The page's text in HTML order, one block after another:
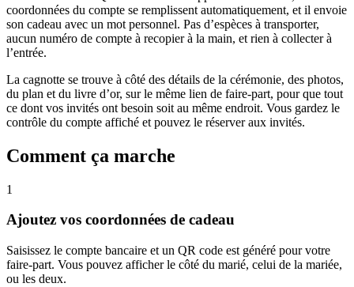
coordonnées du compte se remplissent automatiquement, et il envoie
son cadeau avec un mot personnel. Pas d’espèces à transporter,
aucun numéro de compte à recopier à la main, et rien à collecter à
l’entrée.
La cagnotte se trouve à côté des détails de la cérémonie, des photos,
du plan et du livre d’or, sur le même lien de faire-part, pour que tout
ce dont vos invités ont besoin soit au même endroit. Vous gardez le
contrôle du compte affiché et pouvez le réserver aux invités.
Comment ça marche
1
Ajoutez vos coordonnées de cadeau
Saisissez le compte bancaire et un QR code est généré pour votre
faire-part. Vous pouvez afficher le côté du marié, celui de la mariée,
ou les deux.